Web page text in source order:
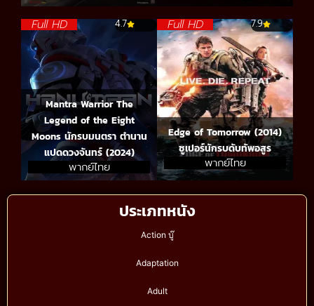
ประเภทหนัง
Action บู๊
Adaptation
Adult
Full HD 4.7
Mantra Warrior The
Legend of the Eight
Moons นักรบมนตรา ตำนาน
แปดดวงจันทร์ (2024)
พากย์ไทย
Full HD 7.9
Edge of Tomorrow (2014)
ซูเปอร์นักรบดับทัพอสูร
พากย์ไทย